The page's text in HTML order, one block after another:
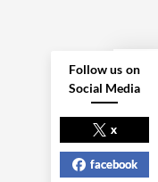
NEXT POST
Follow us on
Social Media
x
facebook